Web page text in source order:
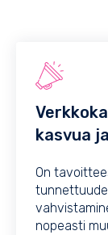
kasvua
On
nopeasti